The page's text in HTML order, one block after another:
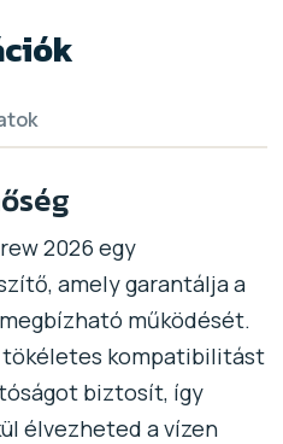
2026 egy
amely garantálja a
működését.
kompatibilitást
biztosít, így
élvezheted a vízen